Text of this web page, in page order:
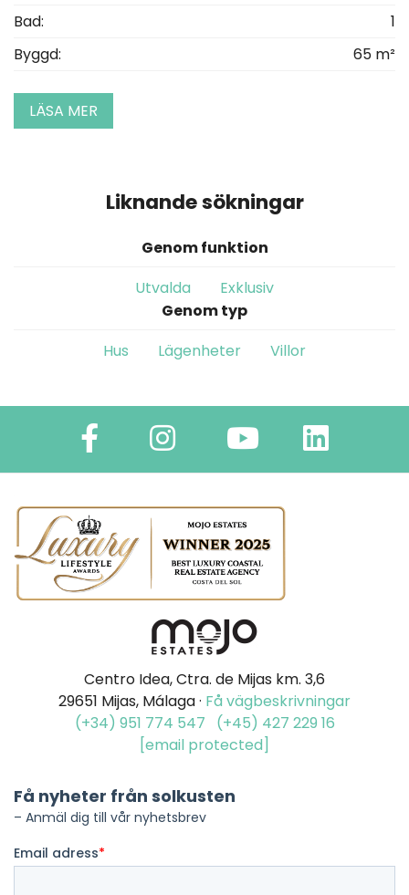
Bad:
1
Byggd:
65 m²
LÄSA MER
Liknande sökningar
Genom funktion
Utvalda
Exklusiv
Genom typ
Hus
Lägenheter Villor
Centro Idea, Ctra. de Mijas km. 3,6
29651 Mijas, Málaga · Få vägbeskrivningar
(+34) 951 774 547
(+45) 427 229 16
[email protected]